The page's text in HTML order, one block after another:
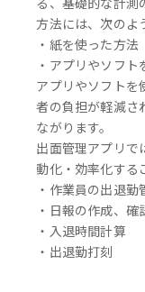
方法には、次のよ
・紙を使った方法
・アプリやソフト
アプリやソフトを
者の負担が軽減さ
ながります。
出面管理アプリで
動化・効率化する
・作業員の出退勤
・日報の作成、確
・入退時間計算
・出退勤打刻